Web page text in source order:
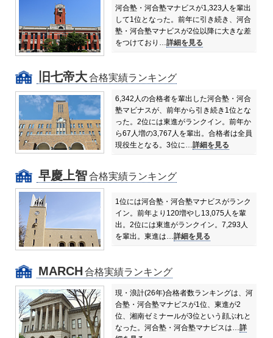
河合塾・河合塾マナビスが1,323人を輩出
して1位となった。前年に引き続き、河合
塾・河合塾マナビスが2位以降に大きな差
をつけており… 詳細を見る
旧七帝大合格実績ランキング
6,342人の合格者を輩出した河合塾・河合
塾マビナスが、前年から引き続き1位とな
った。 2位には東進がランクイン。前年か
ら67人増の3,767人を輩出。合格者は全員
現役生となる。 3位に…詳細を見る
早慶上智合格実績ランキング
1位には河合塾・河合塾マナビスがランク
イン。前年より120増やし13,075人を輩
出。 2位には東進がランクイン。7,293人
を輩出。東進は…詳細を見る
MARCH 合格実績ランキング
現・浪計(26年)合格者数ランキングは、河
合塾・河合塾マナビスが1位、東進が2
位、湘南ゼミナールが3位という顔ぶれと
なった。 河合塾・河合塾マナビスは…詳